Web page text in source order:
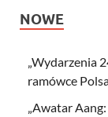
NOWE
„Wydarzenia
ramówce
„Awatar